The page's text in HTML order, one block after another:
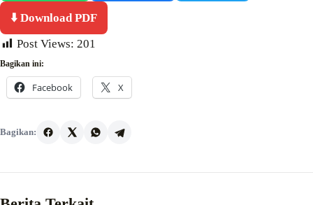
⬇️ Download PDF
Post Views: 201
Bagikan ini:
Facebook X
Bagikan: